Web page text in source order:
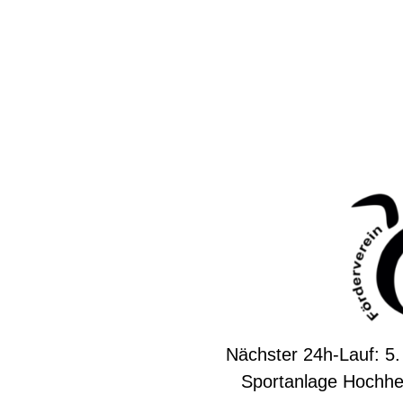
Nächster 24h-Lauf:
Sportanlage